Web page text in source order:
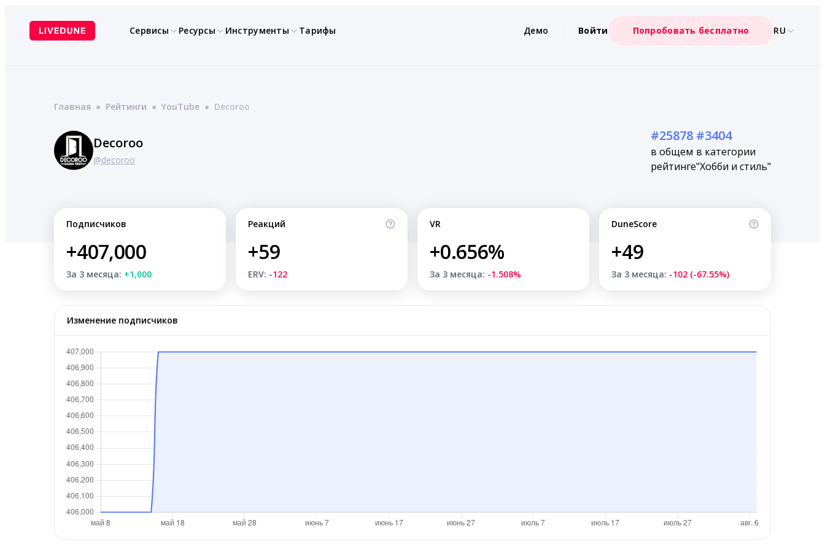
содержимому
Сервисы Ресурсы Инструменты Тарифы Демо Войти Попробовать бесплатно RU
Главная ● Рейтинги ● YouTube ● Decoroo
Decoroo
@decoroo
#25878
в общем
рейтинге
#3404
в категории
"Хобби и стиль"
Подписчиков
+407,000
За 3 месяца: +1,000
Реакций
+59
ERV: -122
VR
+0.656%
За 3 месяца: -1.508%
DuneScore
+49
За 3 месяца: -102 (-67.55%)
Изменение подписчиков